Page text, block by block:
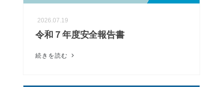
2026.07.19
令和７年度安全報告書
続きを読む